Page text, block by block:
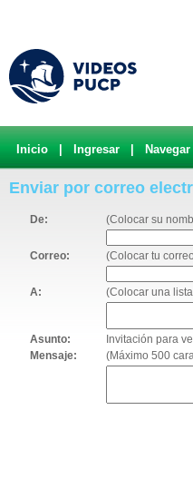
Inicio Ingresar Navegar
Enviar por correo
De: (Colocar su
Correo: (Colocar tu
A: (Colocar una
Asunto:
Invitación para
Mensaje:
(Máximo 500